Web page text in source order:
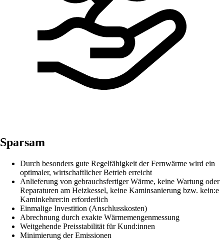
Sparsam
Durch besonders gute Regelfähigkeit der Fernwärme wird ein
optimaler, wirtschaftlicher Betrieb erreicht
Anlieferung von gebrauchsfertiger Wärme, keine Wartung oder
Reparaturen am Heizkessel, keine Kaminsanierung bzw. kein:e
Kaminkehrer:in erforderlich
Einmalige Investition (Anschlusskosten)
Abrechnung durch exakte Wärmemengenmessung
Weitgehende Preisstabilität für Kund:innen
Minimierung der Emissionen